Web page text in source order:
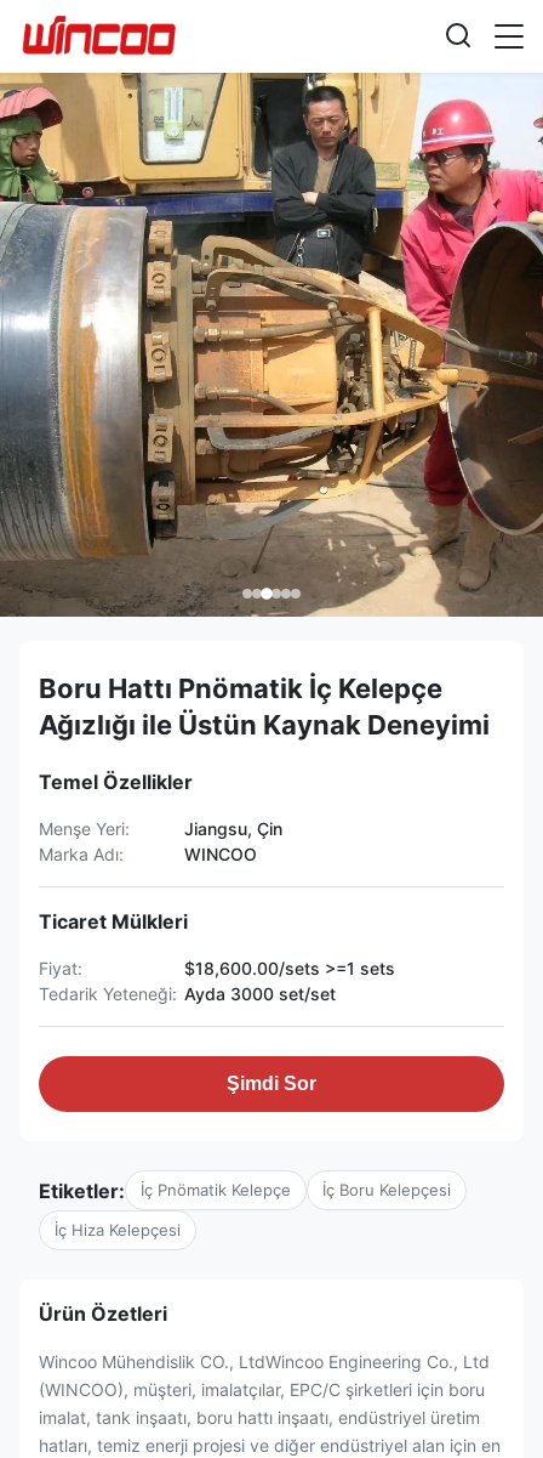
Boru Hattı Pnömatik İç Kelepçe
Ağızlığı ile Üstün Kaynak Deneyimi
Temel Özellikler
Menşe Yeri:
Jiangsu, Çin
Marka Adı:
WINCOO
Ticaret Mülkleri
Fiyat:
$18,600.00/sets >=1 sets
Tedarik Yeteneği: Ayda 3000 set/set
Şimdi Sor
Etiketler: İç Pnömatik Kelepçe İç Boru Kelepçesi
İç Hiza Kelepçesi
Ürün Özetleri
Wincoo Mühendislik CO., LtdWincoo Engineering Co., Ltd
(WINCOO), müşteri, imalatçılar, EPC/C şirketleri için boru
imalat, tank inşaatı, boru hattı inşaatı, endüstriyel üretim
hatları, temiz enerji projesi ve diğer endüstriyel alan için en